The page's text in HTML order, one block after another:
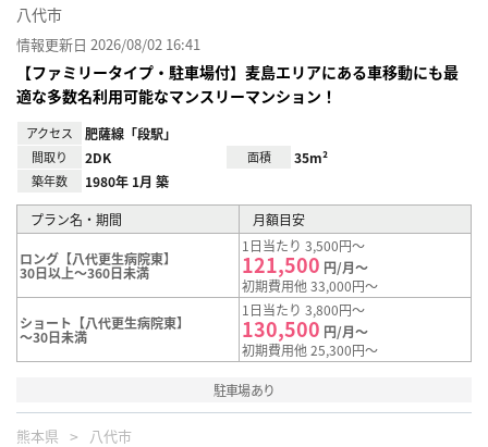
八代市
情報更新日 2026/08/02 16:41
【ファミリータイプ・駐車場付】麦島エリアにある車移動にも最
適な多数名利用可能なマンスリーマンション！
アクセス 肥薩線「段駅」
間取り 2DK 面積 35m²
築年数 1980年 1月 築
プラン名・期間 月額目安
ロング【八代更生病院東】
30日以上～360日未満
1日当たり 3,500円～
121,500 円/月～
初期費用他 33,000円～
ショート【八代更生病院東】
～30日未満
1日当たり 3,800円～
130,500 円/月～
初期費用他 25,300円～
駐車場あり
熊本県 八代市